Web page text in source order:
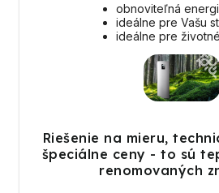
obnoviteľná
ideálne pre Vašu
ideálne pre
Riešenie na mieru,
špeciálne ceny - to sú
renomovaných